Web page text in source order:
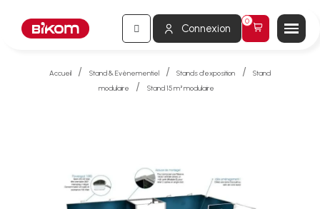
Connexion
Accueil Stand & Evènementiel Stands d'exposition
Stand
modulaire
Stand 15 m² modulaire